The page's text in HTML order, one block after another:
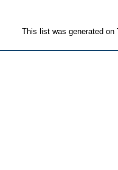
This list was generated on